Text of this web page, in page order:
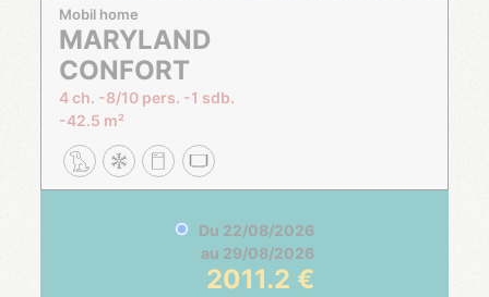
Mobil home
MARYLAND
CONFORT
4 ch. 8/10 pers.
1 sdb.
42.5 m²
Du 22/08/2026
au 29/08/2026
2011.2